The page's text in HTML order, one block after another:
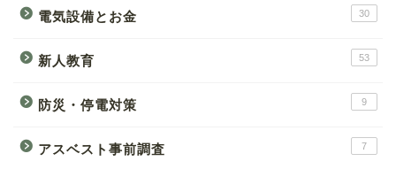
電気設備とお金 30
新人教育 53
防災・停電対策 9
アスベスト事前調査 7